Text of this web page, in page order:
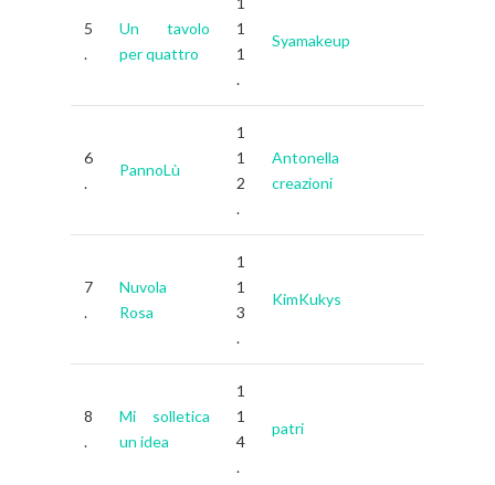
5
.
Un tavolo
per quattro
1
1
.
Syamakeup
6
.
PannoLù
1
1
2
.
Antonella
creazioni
7
.
Nuvola
Rosa
1
1
3
.
KimKukys
8
.
Mi solletica
un idea
1
1
4
.
patri